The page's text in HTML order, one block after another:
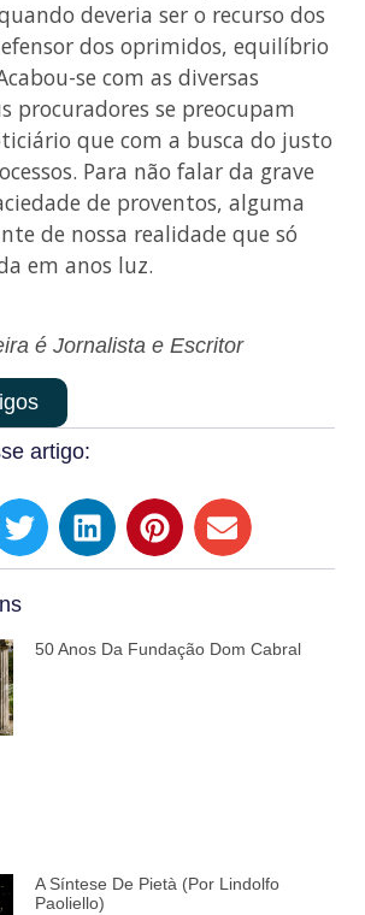
deveria ser o recurso dos
dos oprimidos, equilíbrio
se com as diversas
procuradores se preocupam
que com a busca do justo
Para não falar da grave
de proventos, alguma
de nossa realidade que só
em anos luz.
é Jornalista e Escritor
artigo:
50 Anos Da Fundação Dom Cabral
A Síntese De Pietà (por Lindolfo
Paoliello)